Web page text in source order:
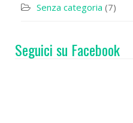
Senza categoria (7)
Seguici su Facebook